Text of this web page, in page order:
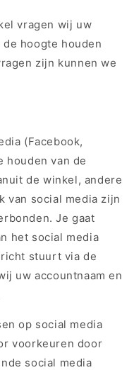
vragen wij uw
hoogte houden
zijn kunnen we
(Facebook,
houden van de
de winkel, andere
van social media zijn
Je gaat
het social media
stuurt via de
uw accountnaam en
op social media
voorkeuren door
social media